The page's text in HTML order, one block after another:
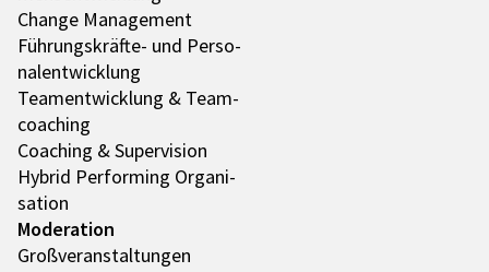
Change Manage­ment
Führungs­­­kräfte- und Perso­
nal­ent­wick­lung
Team­ent­wick­lung & Team­
coa­ching
Coaching & Super­vi­sion
Hybrid Performing Orga­ni­
sa­tion
Mode­ra­tion
Groß­ver­an­stal­tun­gen